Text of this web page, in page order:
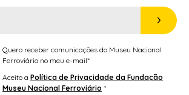
Quero receber comunicações do Museu Nacional
Ferroviário no meu e-mail*
Aceito a Política de Privacidade da Fundação
Museu Nacional Ferroviário *